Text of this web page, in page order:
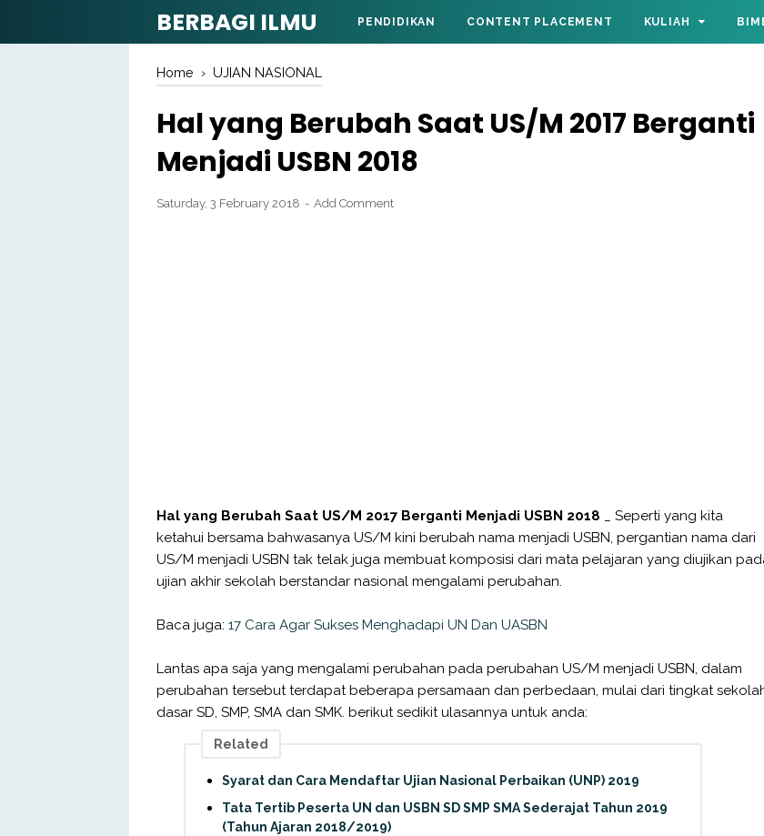
BERBAGI ILMU PENDIDIKAN CONTENT PLACEMENT KULIAH
Home › UJIAN NASIONAL
Hal yang Berubah Saat US/M 2017 Berganti
Menjadi USBN 2018
Saturday, 3 February 2018 Add Comment
Hal yang Berubah Saat US/M 2017 Berganti Menjadi USBN 2018 _ Seperti yang kita
ketahui bersama bahwasanya US/M kini berubah nama menjadi USBN, pergantian nama dari
US/M menjadi USBN tak telak juga membuat komposisi dari mata pelajaran yang diujikan
ujian akhir sekolah berstandar nasional mengalami perubahan.
Baca juga: 17 Cara Agar Sukses Menghadapi UN Dan UASBN
Lantas apa saja yang mengalami perubahan pada perubahan US/M menjadi USBN, dalam
perubahan tersebut terdapat beberapa persamaan dan perbedaan, mulai dari tingkat
dasar SD, SMP, SMA dan SMK. berikut sedikit ulasannya untuk anda:
Related
Syarat dan Cara Mendaftar Ujian Nasional Perbaikan (UNP) 2019
Tata Tertib Peserta UN dan USBN SD SMP SMA Sederajat Tahun 2019
(Tahun Ajaran 2018/2019)